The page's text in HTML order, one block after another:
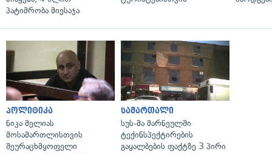
პატიმრობა მიესაჯა
პოლიტიკა
ნიკა მელიას
მოსამართლისთვის
შეურაცხმყოფელი
სამართალი
სუს-მა მარნეულში
ტექინსპექტირების
გაყალბების ფაქტზე 3 პირი